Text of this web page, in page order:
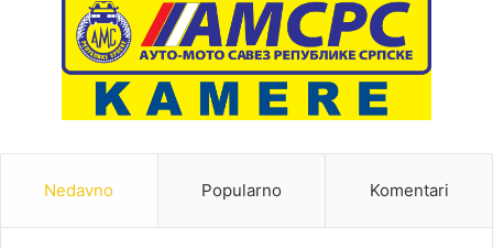
Nedavno Popularno Komentari